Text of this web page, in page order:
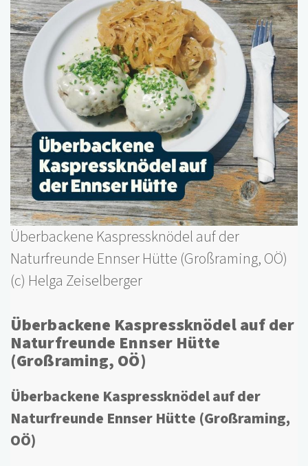
Überbackene Kaspressknödel auf der
Naturfreunde Ennser Hütte (Großraming, OÖ)
(c) Helga Zeiselberger
Überbackene Kaspressknödel auf der
Naturfreunde Ennser Hütte
(Großraming, OÖ)
Überbackene Kaspressknödel auf der
Naturfreunde Ennser Hütte (Großraming,
OÖ)